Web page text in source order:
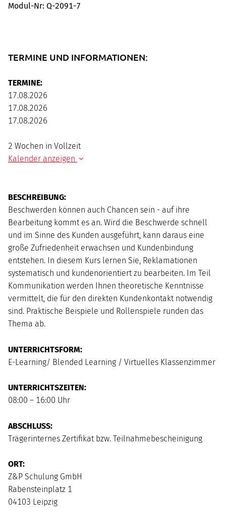
Modul-Nr: Q-2091-7
TERMINE UND INFORMATIONEN:
TERMINE:
17.08.2026
17.08.2026
17.08.2026
2 Wochen in Vollzeit
Kalender anzeigen
Mo Di
4 7
11 12 15
17
18 21 22
25 28
30
31
BESCHREIBUNG:
Beschwerden können auch Chancen sein - auf ihre
Bearbeitung kommt es an. Wird die Beschwerde schnell
und im Sinne des Kunden ausgeführt, kann daraus eine
große Zufriedenheit erwachsen und Kundenbindung
entstehen. In diesem Kurs lernen Sie, Reklamationen
systematisch und kundenorientiert zu bearbeiten. Im Teil
Kommunikation werden Ihnen theoretische Kenntnisse
vermittelt, die für den direkten Kundenkontakt notwendig
sind. Praktische Beispiele und Rollenspiele runden das
Thema ab.
UNTERRICHTSFORM:
E-Learning/ Blended Learning / Virtuelles Klassenzimmer
UNTERRICHTSZEITEN:
08:00 – 16:00 Uhr
ABSCHLUSS:
Trägerinternes Zertifikat bzw. Teilnahmebescheinigung
ORT:
Z&P Schulung GmbH
Rabensteinplatz 1
04103 Leipzig